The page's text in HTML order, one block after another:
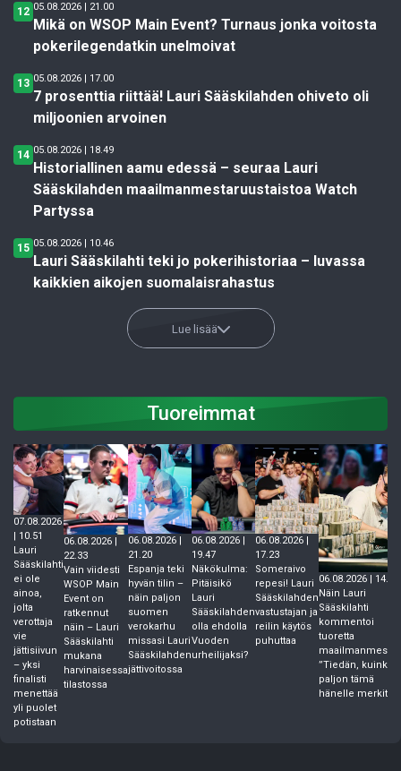
12 05.08.2026 | 21.00
Mikä on WSOP Main Event? Turnaus jonka voitosta
pokerilegendatkin unelmoivat
13 05.08.2026 | 17.00
7 prosenttia riittää! Lauri Sääskilahden ohiveto oli
miljoonien arvoinen
14 05.08.2026 | 18.49
Historiallinen aamu edessä – seuraa Lauri
Sääskilahden maailmanmestaruustaistoa Watch
Partyssa
15 05.08.2026 | 10.46
Lauri Sääskilahti teki jo pokerihistoriaa – luvassa
kaikkien aikojen suomalaisrahastus
Lue lisää
Tuoreimmat
07.08.2026
| 10.51
Lauri
Sääskilahti
ei ole
ainoa,
jolta
verottaja
vie
jättisiivun
– yksi
finalisti
menettää
yli puolet
potistaan
06.08.2026 |
22.33
Vain viidesti
WSOP Main
Event on
ratkennut
näin – Lauri
Sääskilahti
mukana
harvinaisessa
tilastossa
06.08.2026 |
21.20
Espanja teki
hyvän tilin –
näin paljon
suomen
verokarhu
missasi Lauri
Sääskilahden
jättivoitossa
06.08.2026 |
19.47
Näkökulma:
Pitäisikö
Lauri
Sääskilahden
olla ehdolla
Vuoden
urheilijaksi?
06.08.2026 |
17.23
Someraivo
repesi! Lauri
Sääskilahden
vastustajan ja
reilin käytös
puhuttaa
06.08.2026 | 14.45
Näin Lauri
Sääskilahti
kommentoi
tuoretta
”Tiedän, kuinka
paljon tämä
hänelle